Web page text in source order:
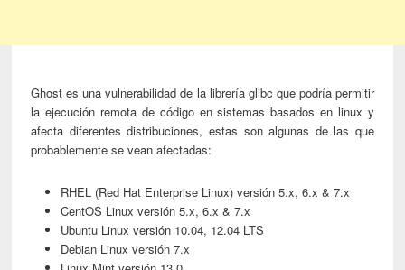
Ghost es una vulnerabilidad de la librería glibc que podría permitir
la ejecución remota de código en sistemas basados en linux y
afecta diferentes distribuciones, estas son algunas de las que
probablemente se vean afectadas:
RHEL (Red Hat Enterprise Linux) versión 5.x, 6.x & 7.x
CentOS Linux versión 5.x, 6.x & 7.x
Ubuntu Linux versión 10.04, 12.04 LTS
Debian Linux versión 7.x